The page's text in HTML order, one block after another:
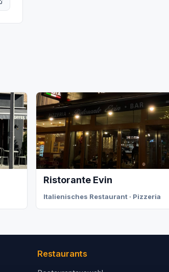
Ristorante Evin
Italienisches Restaurant · Pizzeria
Restaurants